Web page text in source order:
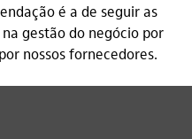
é a de seguir as
gestão do negócio por
nossos fornecedores.